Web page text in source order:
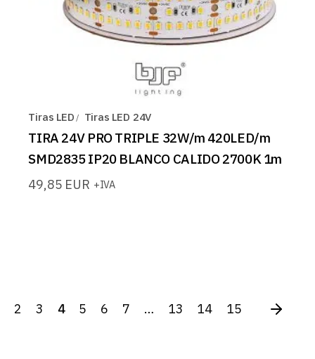
Tiras LED Tiras LED 24V
TIRA 24V PRO TRIPLE 32W/m 420LED/m
SMD2835 IP20 BLANCO CALIDO 2700K 1m
49,85 EUR +IVA
2 3 4 5 6 7 … 13 14 15